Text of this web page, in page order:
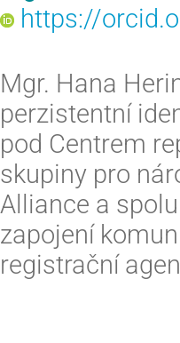
https://
Mgr. Hana
perzistentní
pod Centrem
skupiny pro
Alliance a
zapojení
registrační